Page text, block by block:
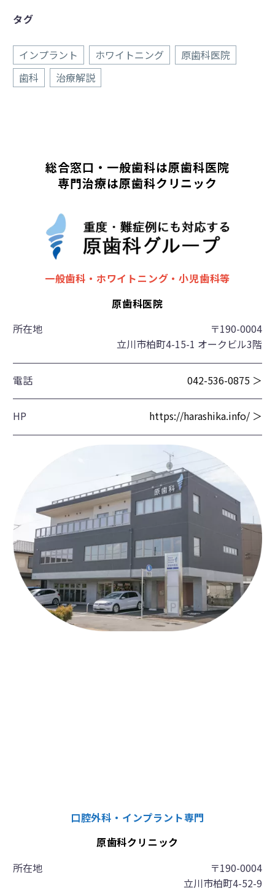
タグ
インプラント ホワイトニング
原歯科医院
歯科
治療解説
総合窓口・一般歯科は原歯科医院
専門治療は原歯科クリニック
一般歯科・ホワイトニング・小児歯科等
原歯科医院
所在地
〒190-0004
立川市柏町4-15-1 オークビル3階
電話 042-536-0875 ＞
HP https://harashika.info/ ＞
口腔外科・インプラント専門
原歯科クリニック
所在地
〒190-0004
立川市柏町4-52-9